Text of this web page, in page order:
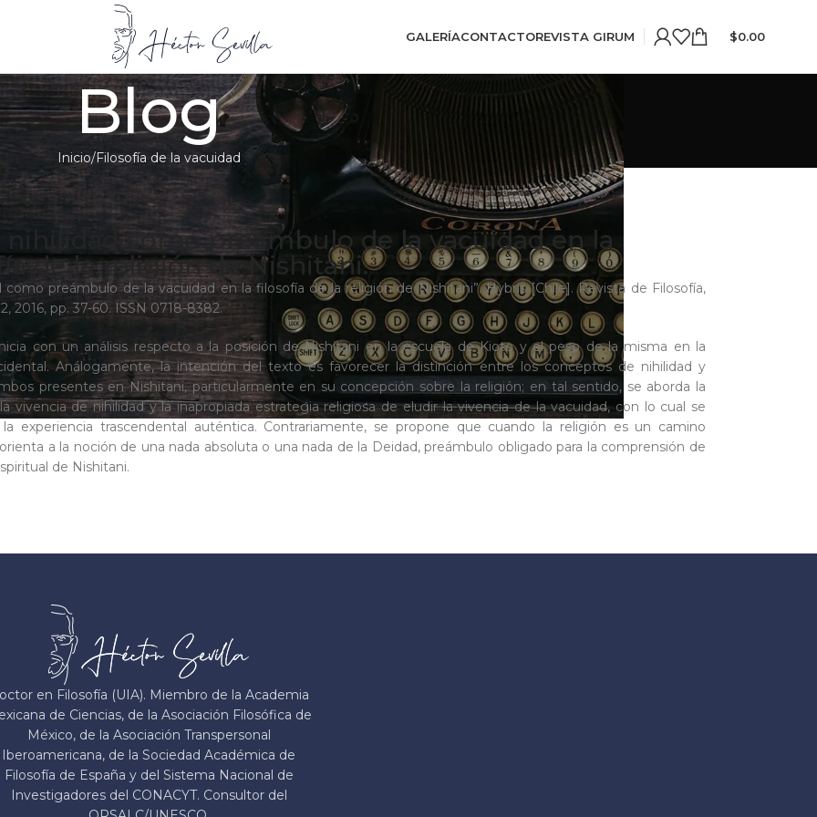
GALERÍACONTACTOREVISTA GIRUM $0.00
Blog
Inicio Filosofía de la vacuidad
nihilidad como preámbulo de la vacuidad en la
de la religión de Nishitani.
como preámbulo de la vacuidad en la filosofía de la religión de Nishitani”. Hybris [Chile]. Revista de Filosofía,
2016, pp. 37-60. ISSN 0718-8382.
con un análisis respecto a la posición de Nishitani en la escuela de Kioto y el peso de la misma en la
Análogamente, la intención del texto es favorecer la distinción entre los conceptos de nihilidad y
presentes en Nishitani, particularmente en su concepción sobre la religión; en tal sentido, se aborda la
vivencia de nihilidad y la inapropiada estrategia religiosa de eludir la vivencia de la vacuidad, con lo cual se
la experiencia trascendental auténtica. Contrariamente, se propone que cuando la religión es un camino
a la noción de una nada absoluta o una nada de la Deidad, preámbulo obligado para la comprensión de
de Nishitani.
en Filosofía (UIA). Miembro de la Academia
de Ciencias, de la Asociación Filosófica de
México, de la Asociación Transpersonal
Iberoamericana, de la Sociedad Académica de
Filosofía de España y del Sistema Nacional de
Investigadores del CONACYT. Consultor del